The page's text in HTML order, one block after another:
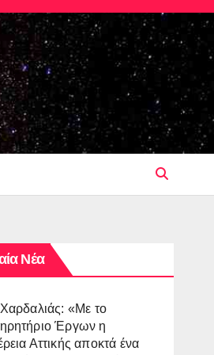
Νέα
«Με το
Έργων η
Αττικής αποκτά ένα